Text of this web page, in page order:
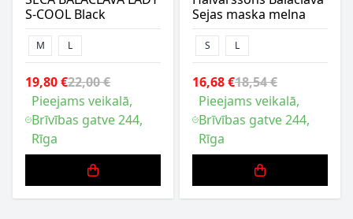
S-COOL Black
M L
19,80 €22,00 €
Pieejams veikalā,
Brīvības gatve 244,
Rīga
Sejas maska melna
S L
16,68 €18,54 €
Pieejams veikalā,
Brīvības gatve 244,
Rīga